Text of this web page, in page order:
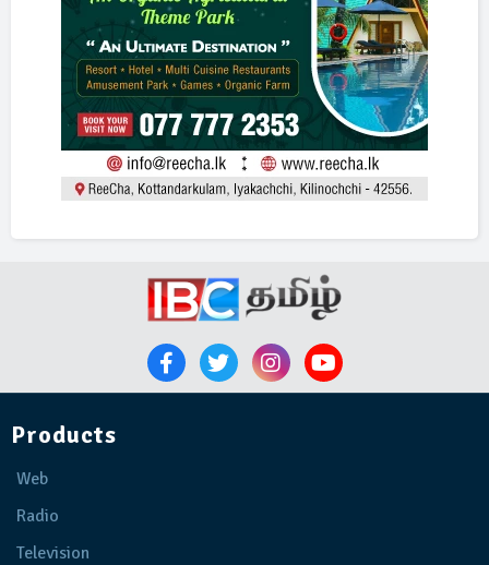
Products
Web
Radio
Television